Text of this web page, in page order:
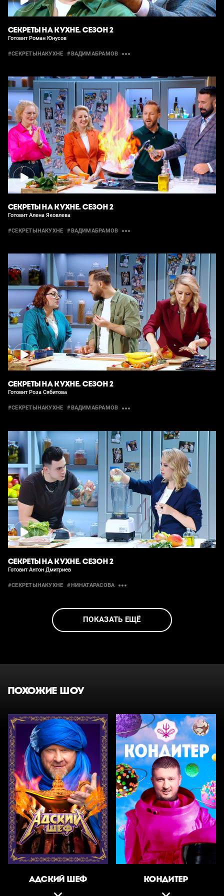
СЕКРЕТЫ НА КУХНЕ. СЕЗОН 2
Готовит Роман Юнусов
#СЕКРЕТЫНАКУХНЕ #ВАДИМАБРАМОВ
СЕКРЕТЫ НА КУХНЕ. СЕЗОН 2
Готовит Алена Яковлева
#СЕКРЕТЫНАКУХНЕ #ВАДИМАБРАМОВ
СЕКРЕТЫ НА КУХНЕ. СЕЗОН 2
Готовит Роза Сябитова
#СЕКРЕТЫНАКУХНЕ #ВАДИМАБРАМОВ
СЕКРЕТЫ НА КУХНЕ. СЕЗОН 2
Готовит Антон Дмитриев
#СЕКРЕТЫНАКУХНЕ #НИНАТАРАСОВА
ПОКАЗАТЬ ЕЩЁ
ПОХОЖИЕ ШОУ
АДСКИЙ ШЕФ КОНДИТЕР